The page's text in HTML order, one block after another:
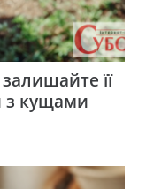
її
з кущами